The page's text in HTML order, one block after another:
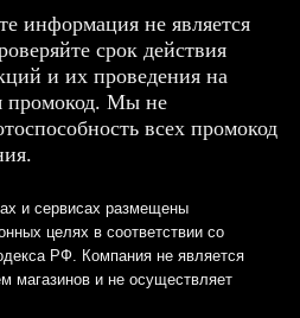
информация не является
срок действия
и их проведения на
промокод. Мы не
всех промокод
и сервисах размещены
целях в соответствии со
РФ. Компания не является
магазинов и не осуществляет